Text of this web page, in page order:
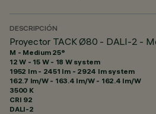
DESCRIPCIÓN
Proyector TACK Ø80 - DALI-2 -
M - Medium 25°
12 W - 15 W - 18 W system
1952 lm - 2451 lm - 2924 lm system
162.7 lm/W - 163.4 lm/W - 162.4 lm/W
3500 K
CRI 92
DALI-2